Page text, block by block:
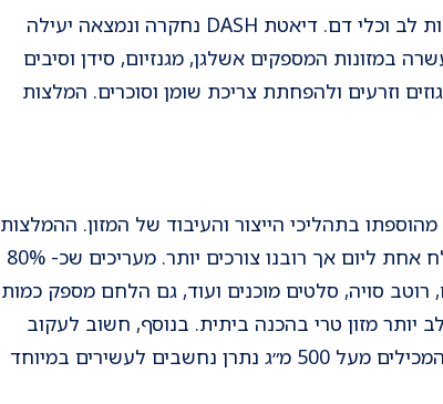
יתר לחץ דם הינו אחד מגורמי הסיכון המשמעותיים להתפתחות מחלות לב וכלי דם. דיאטת DASH נחקרה ונמצאה יעילה
במזונות המספקים אשלגן, מגנזיום, סידן וסיבים
וזרעים ולהפחתת צריכת שומן וסוכרים. המלצות
בתהליכי הייצור והעיבוד של המזון. ההמלצות
המקובלות מכוונות לצריכה של 2400 מ״ג נתרן ומסתכמות בכפית מלח אחת ליום אך רובנו צורכים יותר. מעריכים שכ- 80%
רוטב סויה, סלטים מוכנים ועוד, גם הלחם מספק כמות
מזון טרי בהכנה ביתית. בנוסף, חשוב לעקוב
אחר כמויות הנתרן המופיעות בסימון התזונתי שעל המוצרים, מזונות המכילים מעל 500 מ״ג נתרן נחשבים לעשירים במיוחד